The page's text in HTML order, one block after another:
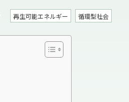
再生可能エネルギー 循環型社会